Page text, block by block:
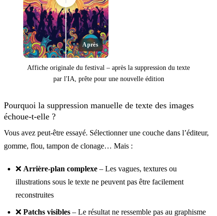
Avant
Après
Affiche originale du festival – après la suppression du texte
par l'IA, prête pour une nouvelle édition
Pourquoi la suppression manuelle de texte des images
échoue-t-elle ?
Vous avez peut-être essayé. Sélectionner une couche dans l’éditeur,
gomme, flou, tampon de clonage… Mais :
❌ Arrière-plan complexe – Les vagues, textures ou
illustrations sous le texte ne peuvent pas être facilement
reconstruites
❌ Patchs visibles – Le résultat ne ressemble pas au graphisme